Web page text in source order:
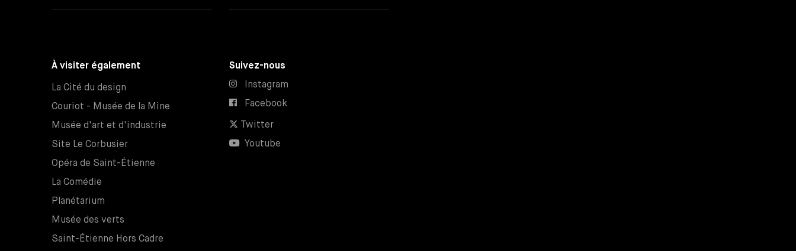
À visiter également
La Cité du design
Couriot - Musée de la Mine
Musée d'art et d'industrie
Site Le Corbusier
Opéra de Saint-Étienne
La Comédie
Planétarium
Musée des verts
Saint-Étienne Hors Cadre
Suivez-nous
Instagram
FacebookNouvelle fenêtre
TwitterNouvelle fenêtre
Youtube